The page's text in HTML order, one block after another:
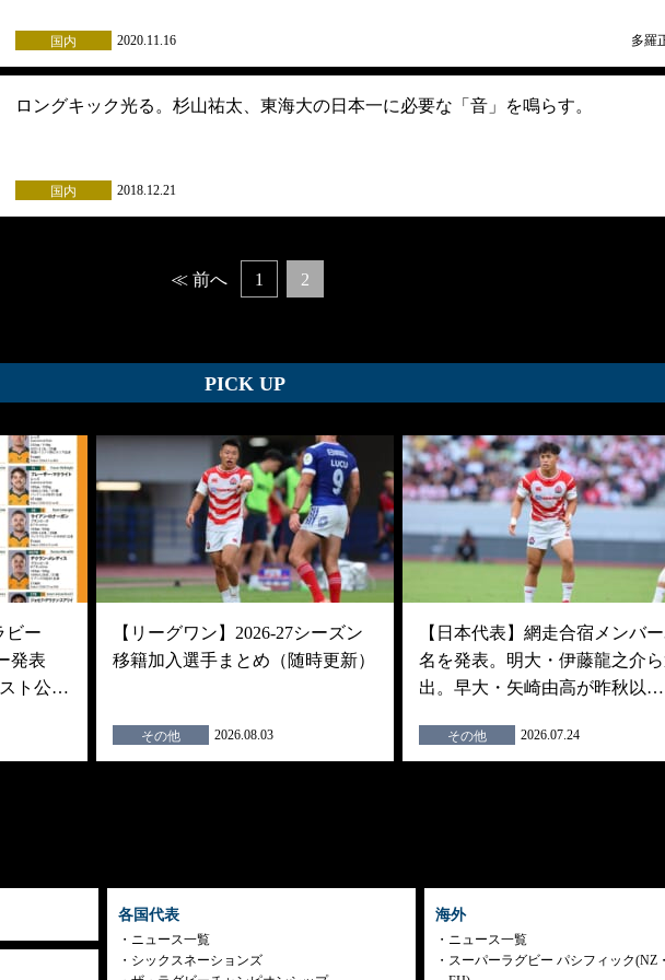
国内 2020.11.16 多羅
ロングキック光る。杉山祐太、東海大の日本一に必要な「音」を鳴らす。
国内 2018.12.21
≪ 前へ 1 2
PICK UP
ビー
発表
スト公…
【リーグワン】2026-27シーズン
移籍加入選手まとめ（随時更新）
その他 2026.08.03
【日本代表】網走合宿メンバ
名を発表。明大・伊藤龍之介
出。早大・矢崎由高が昨秋以…
その他 2026.07.24
各国代表
ニュース一覧
シックスネーションズ
海外
ニュース一覧
スーパーラグビー パシフィック(NZ